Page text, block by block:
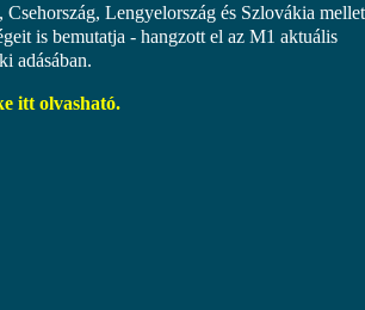
Csehország, Lengyelország és Szlovákia
is bemutatja - hangzott el az M1 aktuális
adásában.
itt olvasható.